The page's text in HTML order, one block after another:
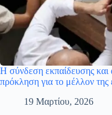
Η σύνδεση εκπαίδευσης και
πρόκληση για το μέλλον της
19 Μαρτίου, 2026